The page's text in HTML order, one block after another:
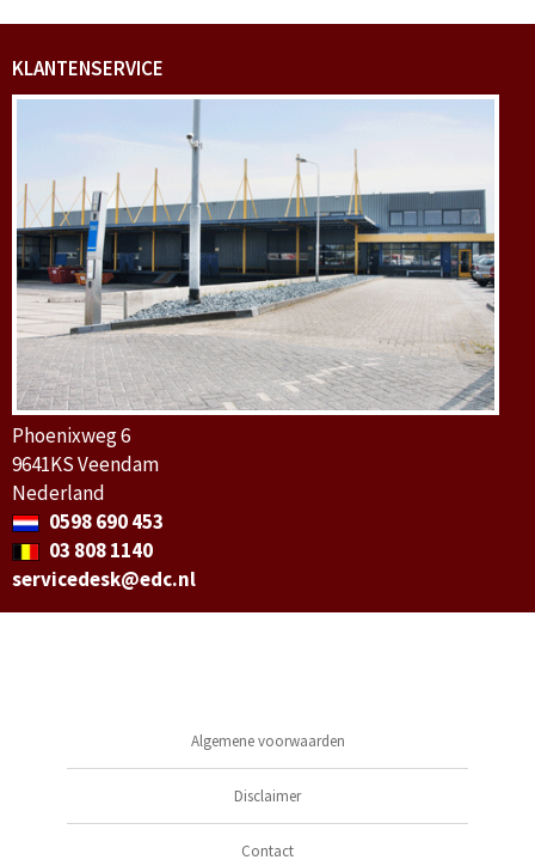
KLANTENSERVICE
Phoenixweg 6
9641KS Veendam
Nederland
0598 690 453
03 808 1140
servicedesk@edc.nl
Algemene voorwaarden
Disclaimer
Contact